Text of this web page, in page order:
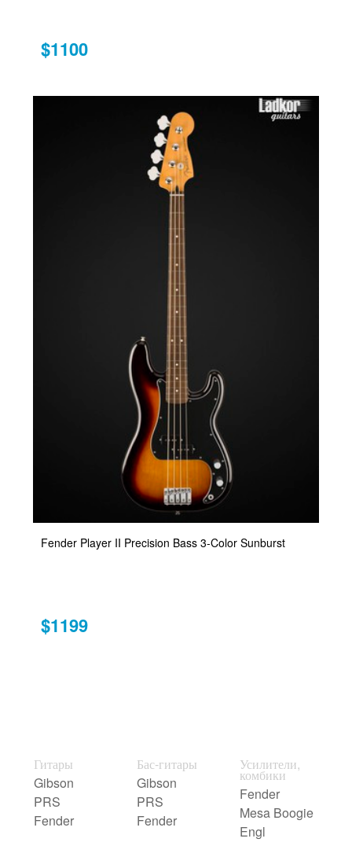
$1100
Fender Player II Precision Bass 3-Color Sunburst
$1199
Гитары
Gibson
PRS
Fender
Бас-гитары
Gibson
PRS
Fender
Усилители,
комбики
Fender
Mesa Boogie
Engl